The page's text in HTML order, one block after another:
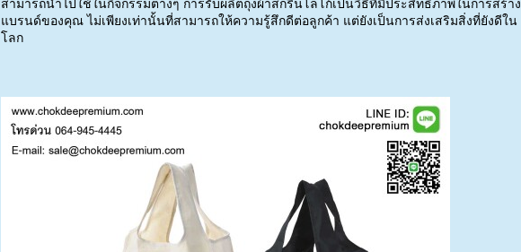
แบรนด์ของคุณ ไม่เพียงเท่านั้นที่สามารถให้ความรู้สึกดีต่อลูกค้า แต่ยังเป็นการส่งเสริมสิ่งที่ยังดีใน
โลก